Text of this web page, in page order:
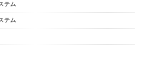
テム
テム